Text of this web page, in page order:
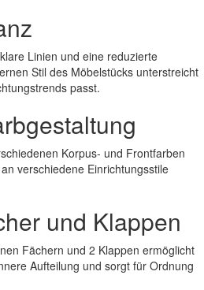
Linien und eine reduzierte
Stil des Möbelstücks unterstreicht
passt.
Korpus- und Frontfarben
verschiedene Einrichtungsstile
und Klappen
Fächern und 2 Klappen ermöglicht
Aufteilung und sorgt für Ordnung